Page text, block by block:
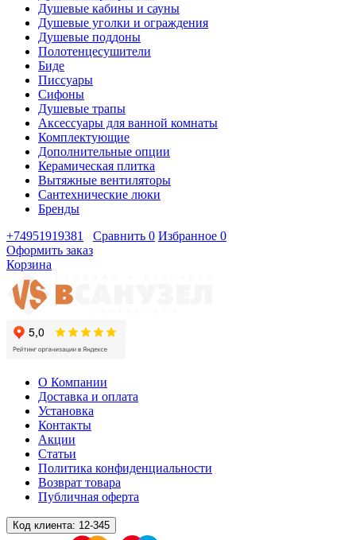
Душевые кабины и сауны
Душевые уголки и ограждения
Душевые поддоны
Полотенцесушители
Биде
Писсуары
Сифоны
Душевые трапы
Аксессуары для ванной комнаты
Комплектующие
Дополнительные опции
Керамическая плитка
Вытяжные вентиляторы
Сантехнические люки
Бренды
+74951919381
Сравнить 0 Избранное 0
Оформить заказ
Корзина
О Компании
Доставка и оплата
Установка
Контакты
Акции
Статьи
Политика конфиденциальности
Возврат товара
Публичная оферта
Код клиента: 12-345